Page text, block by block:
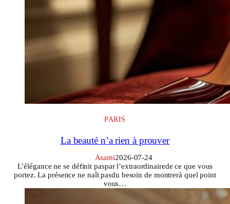
PARIS
La beauté n’a rien à prouver
Asami2026-07-24
L’élégance ne se définit paspar l’extraordinairede ce que vous
portez. La présence ne naît pasdu besoin de montrerà quel point
vous…